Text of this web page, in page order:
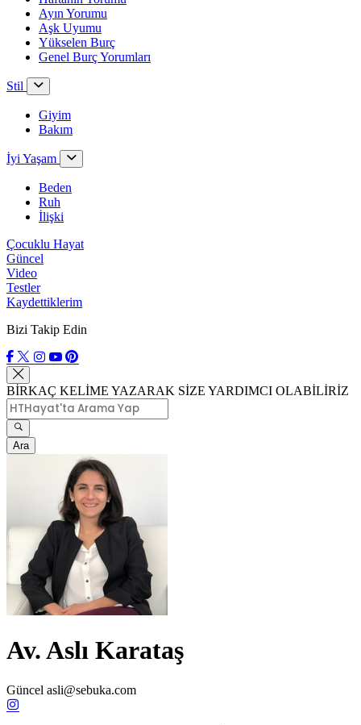
Ayın Yorumu
Aşk Uyumu
Yükselen Burç
Genel Burç Yorumları
Stil
Giyim
Bakım
İyi Yaşam
Beden
Ruh
İlişki
Çocuklu Hayat
Güncel
Video
Testler
Kaydettiklerim
Bizi Takip Edin
BİRKAÇ KELİME YAZARAK SİZE YARDIMCI OLABİLİRİZ
Ara
Av. Aslı Karataş
Güncel asli@sebuka.com